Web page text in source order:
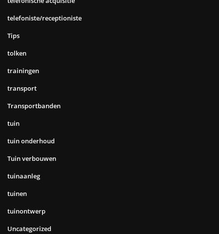
telefoniste/receptioniste
Tips
tolken
trainingen
transport
Transportbanden
tuin
tuin onderhoud
Tuin verbouwen
tuinaanleg
tuinen
tuinontwerp
Uncategorized